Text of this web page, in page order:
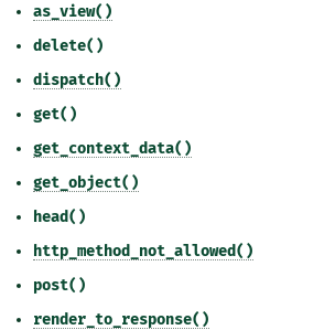
as_view()
delete()
dispatch()
get()
get_context_data()
get_object()
head()
http_method_not_allowed()
post()
render_to_response()